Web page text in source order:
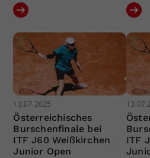
13.07.2025
Österreichisches
Burschenfinale bei
ITF J60 Weißkirchen
Junior Open
ITF